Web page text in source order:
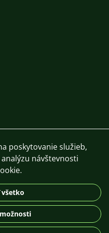
DE
© 2026 For Aquarist
poskytovanie služieb,
návštevnosti